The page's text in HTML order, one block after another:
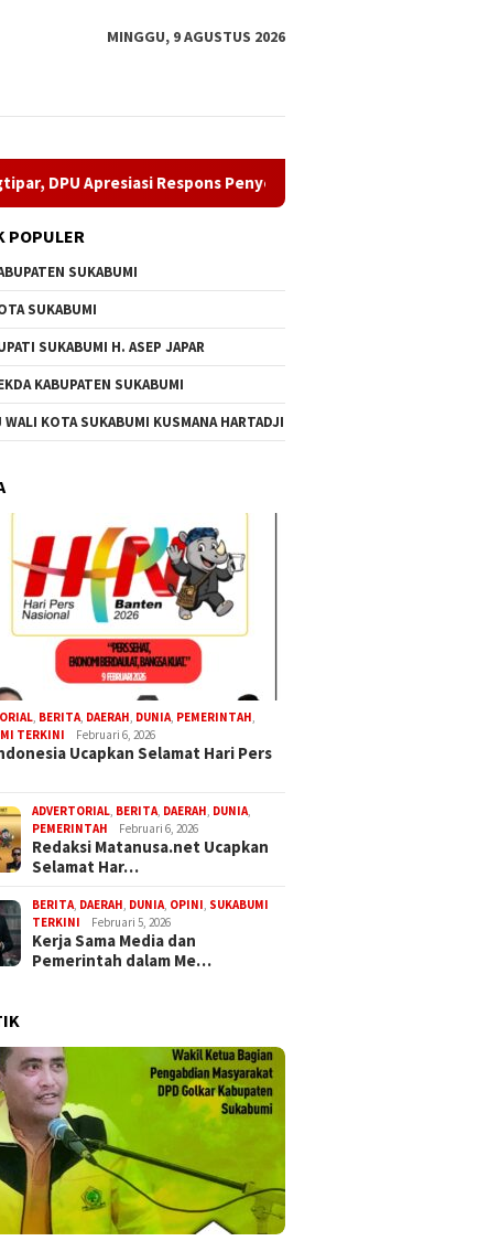
MINGGU, 9 AGUSTUS 2026
Respons Penyedia
Tambur Buka Hari
Sukabumi
Plara Fest
CV Byankarya Gerak Cepat
Perbaiki Jalan Leuwiliang–
Bojongtipar, DPU Apresiasi
POPULER
SUKABUMI
SUKABUMI
SUKABUMI H. ASEP JAPAR
KABUPATEN SUKABUMI
WALI KOTA SUKABUMI KUSMANA HARTADJI
BERITA DAERAH DUNIA PEMERINTAH
TERKINI
Februari 6, 2026
Ucapkan Selamat Hari Pers
ADVERTORIAL BERITA DAERAH DUNIA
PEMERINTAH
Februari 6, 2026
Redaksi Matanusa.net Ucapkan
Selamat Har…
BERITA DAERAH DUNIA OPINI SUKABUMI
TERKINI
Februari 5, 2026
Kerja Sama Media dan
Pemerintah dalam Me…